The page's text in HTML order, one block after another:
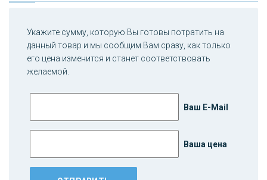
Укажите сумму, которую Вы готовы потратить на
данный товар и мы сообщим Вам сразу, как только
его цена изменится и станет соответствовать
желаемой.
Ваш E-Mail
Ваша цена